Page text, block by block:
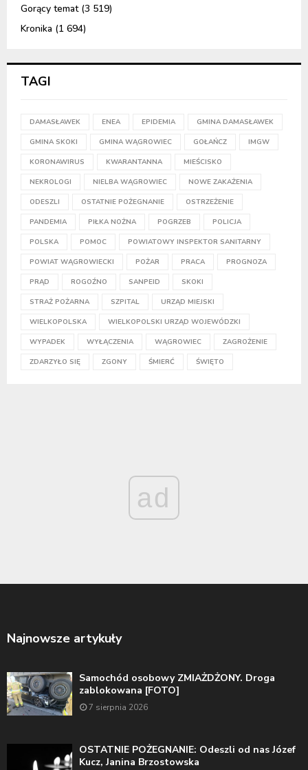
Gorący temat(3 519)
Kronika (1 694)
TAGI
DAMASŁAWEK ENEA EPIDEMIA GMINA DAMASŁAWEK
GMINA SKOKI GMINA WĄGROWIEC GOŁAŃCZ IMGW
KORONAWIRUS KWARANTANNA MIEŚCISKO
NEKROLOGI NIELBA WĄGROWIEC NOWE ZAKAŻENIA
ODESZLI OSTATNIE POŻEGNANIE OSTRZEŻENIE
PANDEMIA PIŁKA NOŻNA POGRZEB POLICJA
POLSKA POMOC POWIATOWY INSPEKTOR SANITARNY
POWIAT WĄGROWIECKI POŻAR PRACA PROGNOZA
PRĄD ROGOŹNO SANPEID SKOKI
STRAŻ POŻARNA SZPITAL URZĄD MIEJSKI
WIELKOPOLSKA WIELKOPOLSKI URZĄD WOJEWÓDZKI
WYPADEK WYŁĄCZENIA WĄGROWIEC ZAGROŻENIE
ZDARZYŁO SIĘ ZGONY ŚMIERĆ ŚWIĘTO
ad
Najnowsze artykuły
Samochód osobowy ZMIAŻDŻONY. Droga
zablokowana [FOTO]
7 sierpnia 2026
OSTATNIE POŻEGNANIE: Odeszli od nas Józef
Kucz, Janina Brzostowska